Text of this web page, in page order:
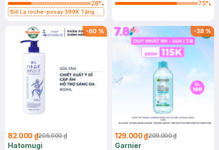
28%
Bill La roche-posay 399K Tặng
(SL có hạn)
75%
-60 %
82.000 ₫205.000 ₫
Hatomugi
-38%
129.000 ₫209.000 ₫
Garnier